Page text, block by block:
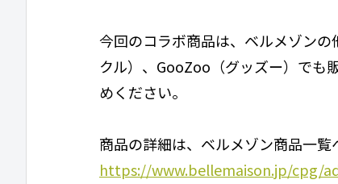
今回のコラボ商品は、ベルメゾン
クル）、GooZoo（グッズー）でも
めください。
商品の詳細は、ベルメゾン商品一覧
https://www.bellemaison.jp/cpg/